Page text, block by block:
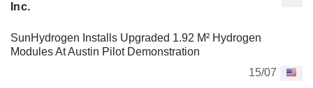
Inc.
SunHydrogen Installs Upgraded 1.92 M² Hydrogen
Modules At Austin Pilot Demonstration
15/07